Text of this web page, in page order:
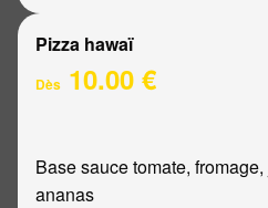
Pizza hawaï
Dès 10.00 €
Base sauce tomate,
ananas